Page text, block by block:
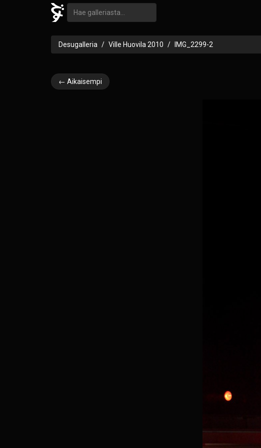
Desugalleria Ville Huovila 2010 IMG_2299-2
← Aikaisempi